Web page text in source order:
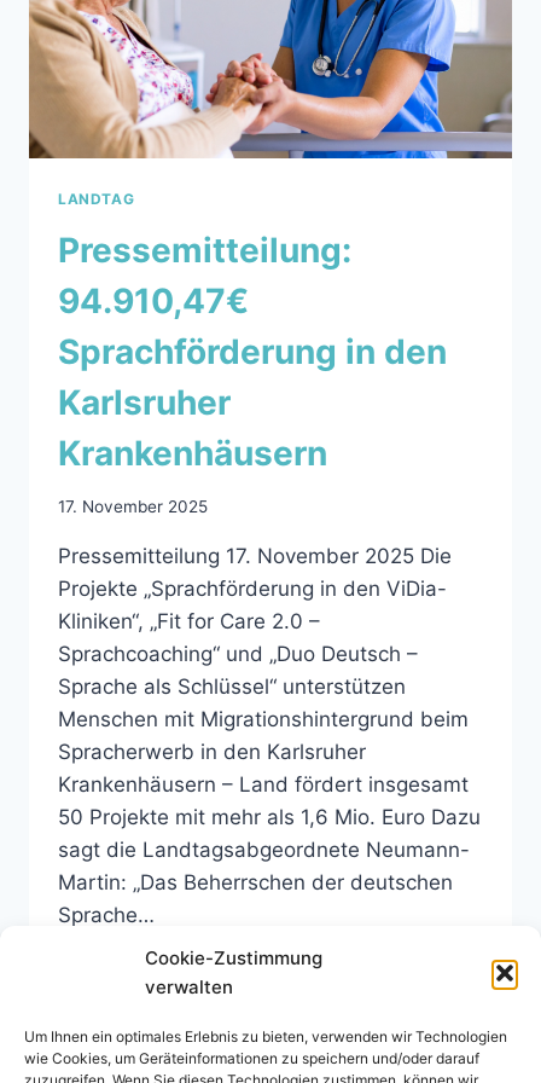
Cookie-Zustimmung
verwalten
Um Ihnen ein optimales Erlebnis zu bieten, verwenden wir Technologien
wie Cookies, um Geräteinformationen zu speichern und/oder darauf
LANDTAG
Pressemitteilung:
94.910,47€
Sprachförderung in den
Karlsruher
Krankenhäusern
17. November 2025
Pressemitteilung 17. November 2025 Die
Projekte „Sprachförderung in den ViDia-
Kliniken“, „Fit for Care 2.0 –
Sprachcoaching“ und „Duo Deutsch –
Sprache als Schlüssel“ unterstützen
Menschen mit Migrationshintergrund beim
Spracherwerb in den Karlsruher
Krankenhäusern – Land fördert insgesamt
50 Projekte mit mehr als 1,6 Mio. Euro Dazu
sagt die Landtagsabgeordnete Neumann-
Martin: „Das Beherrschen der deutschen
Sprache…
WEITERLESENPRESSEMITTEILUNG:
94.910,47€
IN
DEN